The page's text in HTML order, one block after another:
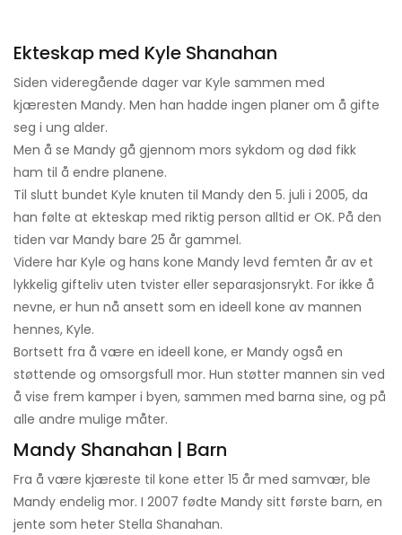
Ekteskap med Kyle Shanahan
Siden videregående dager var Kyle sammen med
kjæresten Mandy. Men han hadde ingen planer om å gifte
seg i ung alder.
Men å se Mandy gå gjennom mors sykdom og død fikk
ham til å endre planene.
Til slutt bundet Kyle knuten til Mandy den 5. juli i 2005, da
han følte at ekteskap med riktig person alltid er OK. På den
tiden var Mandy bare 25 år gammel.
Videre har Kyle og hans kone Mandy levd femten år av et
lykkelig gifteliv uten tvister eller separasjonsrykt. For ikke å
nevne, er hun nå ansett som en ideell kone av mannen
hennes, Kyle.
Bortsett fra å være en ideell kone, er Mandy også en
støttende og omsorgsfull mor. Hun støtter mannen sin ved
å vise frem kamper i byen, sammen med barna sine, og på
alle andre mulige måter.
Mandy Shanahan | Barn
Fra å være kjæreste til kone etter 15 år med samvær, ble
Mandy endelig mor. I 2007 fødte Mandy sitt første barn, en
jente som heter Stella Shanahan.